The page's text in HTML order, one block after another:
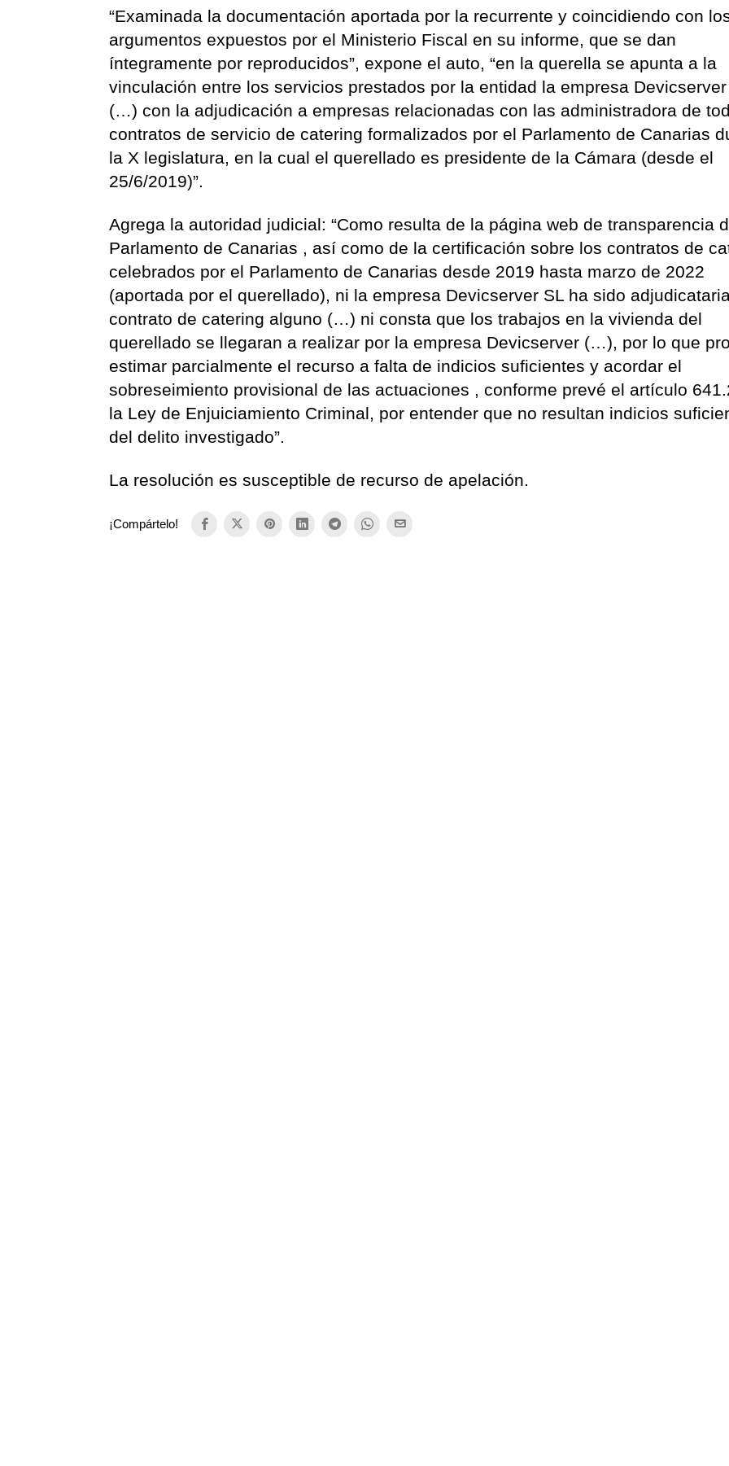
“Examinada la documentación aportada por la recurrente y coincidiendo con
argumentos expuestos por el Ministerio Fiscal en su informe, que se dan
íntegramente por reproducidos”, expone el auto, “en la querella se apunta a la
vinculación entre los servicios prestados por la entidad la empresa Devicserver
(…) con la adjudicación a empresas relacionadas con las administradora de
contratos de servicio de catering formalizados por el Parlamento de Canarias
la X legislatura, en la cual el querellado es presidente de la Cámara (desde el
25/6/2019)”.
Agrega la autoridad judicial: “Como resulta de la página web de transparencia
Parlamento de Canarias , así como de la certificación sobre los contratos de
celebrados por el Parlamento de Canarias desde 2019 hasta marzo de 2022
(aportada por el querellado), ni la empresa Devicserver SL ha sido
contrato de catering alguno (…) ni consta que los trabajos en la vivienda del
querellado se llegaran a realizar por la empresa Devicserver (…), por lo que
estimar parcialmente el recurso a falta de indicios suficientes y acordar el
sobreseimiento provisional de las actuaciones , conforme prevé el artículo
la Ley de Enjuiciamiento Criminal, por entender que no resultan indicios
del delito investigado”.
La resolución es susceptible de recurso de apelación.
¡Compártelo!